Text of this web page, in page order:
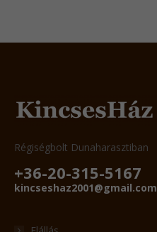
Régiségbolt Dunaharasztiban
+36-20-315-5167
kincseshaz2001@gmail.com